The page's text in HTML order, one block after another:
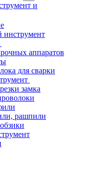
и
инструмент
аппаратов
для сварки
замка
рашпили